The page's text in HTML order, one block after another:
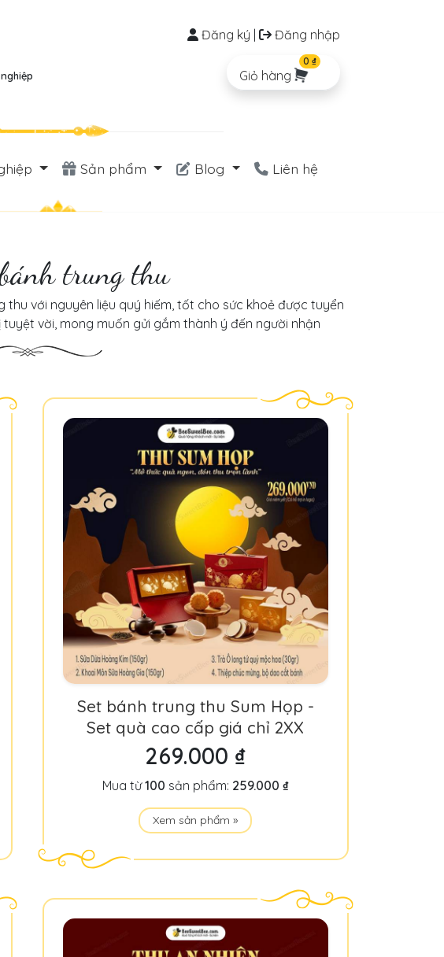
Đăng ký Đăng nhập
Giỏ hàng
0 ₫
Sản phẩm Blog Liên hệ
trung thu
với nguyên liệu quý hiếm, tốt cho sức khoẻ được tuyển
vời, mong muốn gửi gắm thành ý đến người nhận
Set bánh trung thu Sum Họp -
Set quà cao cấp giá chỉ 2XX
269.000 ₫
Mua từ100 sản phẩm: 259.000 ₫
Xem sản phẩm »